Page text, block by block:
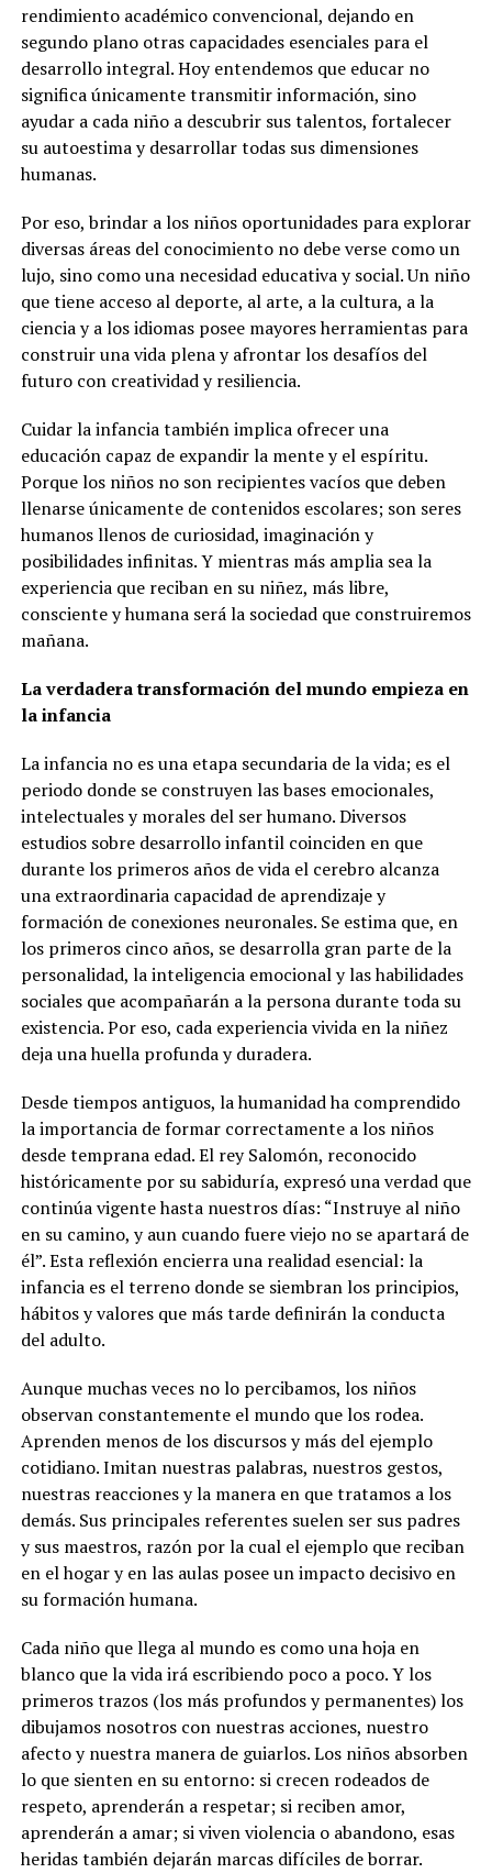
rendimiento académico convencional, dejando en
segundo plano otras capacidades esenciales para el
desarrollo integral. Hoy entendemos que educar no
significa únicamente transmitir información, sino
ayudar a cada niño a descubrir sus talentos, fortalecer
su autoestima y desarrollar todas sus dimensiones
humanas.
Por eso, brindar a los niños oportunidades para explorar
diversas áreas del conocimiento no debe verse como un
lujo, sino como una necesidad educativa y social. Un niño
que tiene acceso al deporte, al arte, a la cultura, a la
ciencia y a los idiomas posee mayores herramientas para
construir una vida plena y afrontar los desafíos del
futuro con creatividad y resiliencia.
Cuidar la infancia también implica ofrecer una
educación capaz de expandir la mente y el espíritu.
Porque los niños no son recipientes vacíos que deben
llenarse únicamente de contenidos escolares; son seres
humanos llenos de curiosidad, imaginación y
posibilidades infinitas. Y mientras más amplia sea la
experiencia que reciban en su niñez, más libre,
consciente y humana será la sociedad que construiremos
mañana.
La verdadera transformación del mundo empieza en
la infancia
La infancia no es una etapa secundaria de la vida; es el
periodo donde se construyen las bases emocionales,
intelectuales y morales del ser humano. Diversos
estudios sobre desarrollo infantil coinciden en que
durante los primeros años de vida el cerebro alcanza
una extraordinaria capacidad de aprendizaje y
formación de conexiones neuronales. Se estima que, en
los primeros cinco años, se desarrolla gran parte de la
personalidad, la inteligencia emocional y las habilidades
sociales que acompañarán a la persona durante toda su
existencia. Por eso, cada experiencia vivida en la niñez
deja una huella profunda y duradera.
Desde tiempos antiguos, la humanidad ha comprendido
la importancia de formar correctamente a los niños
desde temprana edad. El rey Salomón, reconocido
históricamente por su sabiduría, expresó una verdad que
continúa vigente hasta nuestros días: “Instruye al niño
en su camino, y aun cuando fuere viejo no se apartará de
él”. Esta reflexión encierra una realidad esencial: la
infancia es el terreno donde se siembran los principios,
hábitos y valores que más tarde definirán la conducta
del adulto.
Aunque muchas veces no lo percibamos, los niños
observan constantemente el mundo que los rodea.
Aprenden menos de los discursos y más del ejemplo
cotidiano. Imitan nuestras palabras, nuestros gestos,
nuestras reacciones y la manera en que tratamos a los
demás. Sus principales referentes suelen ser sus padres
y sus maestros, razón por la cual el ejemplo que reciban
en el hogar y en las aulas posee un impacto decisivo en
su formación humana.
Cada niño que llega al mundo es como una hoja en
blanco que la vida irá escribiendo poco a poco. Y los
primeros trazos (los más profundos y permanentes) los
dibujamos nosotros con nuestras acciones, nuestro
afecto y nuestra manera de guiarlos. Los niños absorben
lo que sienten en su entorno: si crecen rodeados de
respeto, aprenderán a respetar; si reciben amor,
aprenderán a amar; si viven violencia o abandono, esas
heridas también dejarán marcas difíciles de borrar.